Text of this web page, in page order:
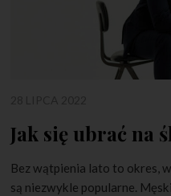
Jak się ubrać na
Bez wątpienia lato to okres,
są niezwykle popularne.